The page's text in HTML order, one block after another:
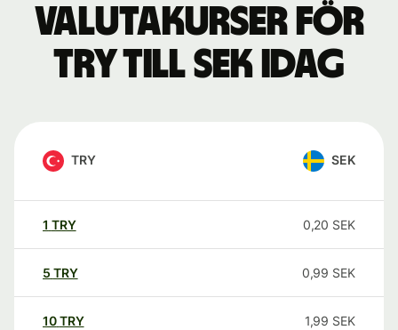
Valutakurser för
TRY till SEK idag
TRY SEK
1 TRY 0,20 SEK
5 TRY 0,99 SEK
10TRY 1,99 SEK